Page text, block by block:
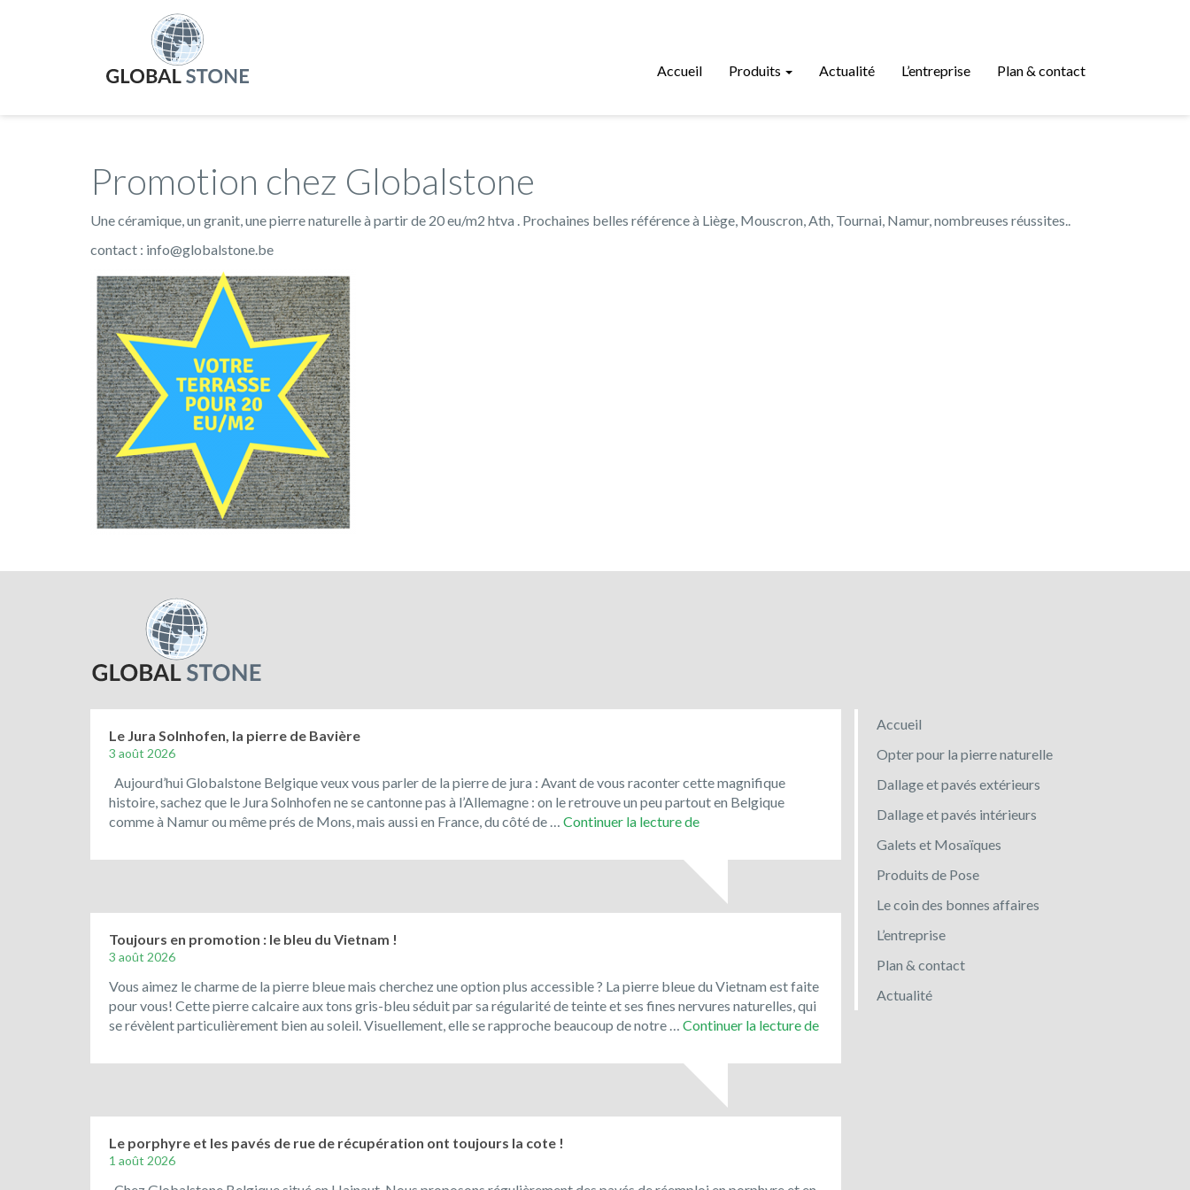
Accueil Produits Actualité L’entreprise Plan & contact
Promotion chez Globalstone
Une céramique, un granit, une pierre naturelle à partir de 20 eu/m2 htva . Prochaines belles référence à Liège, Mouscron, Ath, Tournai, Namur, nombreuses réussites..
contact : info@globalstone.be
Le Jura Solnhofen, la pierre de Bavière
3 août 2026
Aujourd’hui Globalstone Belgique veux vous parler de la pierre de jura : Avant de vous raconter cette magnifique
histoire, sachez que le Jura Solnhofen ne se cantonne pas à l’Allemagne : on le retrouve un peu partout en Belgique
comme à Namur ou même prés de Mons, mais aussi en France, du côté de … Continuer la lecture deLe
Solnhofen,
la
pierre
de
Toujours en promotion : le bleu du Vietnam !
3 août 2026
Vous aimez le charme de la pierre bleue mais cherchez une option plus accessible ? La pierre bleue du Vietnam est faite
pour vous! Cette pierre calcaire aux tons gris-bleu séduit par sa régularité de teinte et ses fines nervures naturelles, qui
se révèlent particulièrement bien au soleil. Visuellement, elle se rapproche beaucoup de notre … Continuer la lecture deToujours
promotion
bleu
Le porphyre et les pavés de rue de récupération ont toujours la cote !
1 août 2026
Accueil
Opter pour la pierre naturelle
Dallage et pavés extérieurs
Dallage et pavés intérieurs
Galets et Mosaïques
Produits de Pose
Le coin des bonnes affaires
L’entreprise
Plan & contact
Actualité